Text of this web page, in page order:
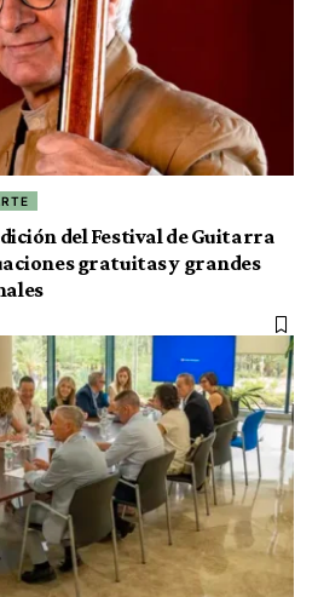
del Festival de Guitarra
gratuitas y grandes